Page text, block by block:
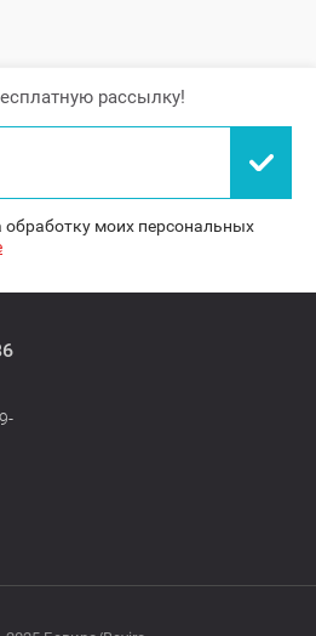
рассылку!
обработку моих персональных